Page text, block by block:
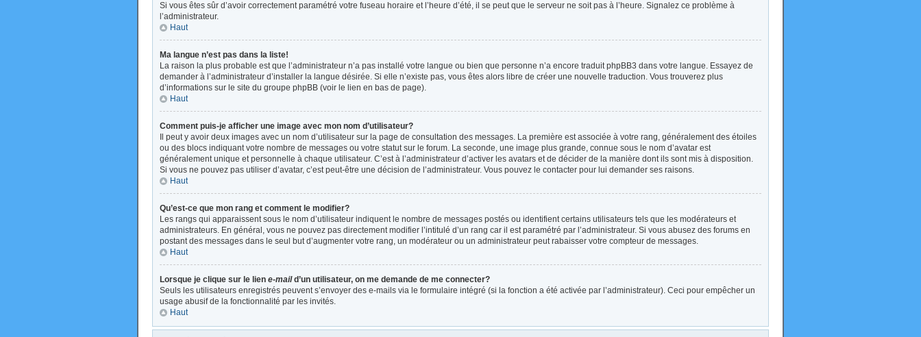
Si vous êtes sûr d’avoir correctement paramétré votre fuseau horaire et l’heure d’été, il se peut que le serveur ne soit pas à l’heure. Signalez ce problème à
l’administrateur.
Haut
Ma langue n’est pas dans la liste!
La raison la plus probable est que l’administrateur n’a pas installé votre langue ou bien que personne n’a encore traduit phpBB3 dans votre langue. Essayez de
demander à l’administrateur d’installer la langue désirée. Si elle n’existe pas, vous êtes alors libre de créer une nouvelle traduction. Vous trouverez plus
d’informations sur le site du groupe phpBB (voir le lien en bas de page).
Haut
Comment puis-je afficher une image avec mon nom d’utilisateur?
Il peut y avoir deux images avec un nom d’utilisateur sur la page de consultation des messages. La première est associée à votre rang, généralement des étoiles
ou des blocs indiquant votre nombre de messages ou votre statut sur le forum. La seconde, une image plus grande, connue sous le nom d’avatar est
généralement unique et personnelle à chaque utilisateur. C’est à l’administrateur d’activer les avatars et de décider de la manière dont ils sont mis à disposition.
Si vous ne pouvez pas utiliser d’avatar, c’est peut-être une décision de l’administrateur. Vous pouvez le contacter pour lui demander ses raisons.
Haut
Qu’est-ce que mon rang et comment le modifier?
Les rangs qui apparaissent sous le nom d’utilisateur indiquent le nombre de messages postés ou identifient certains utilisateurs tels que les modérateurs et
administrateurs. En général, vous ne pouvez pas directement modifier l’intitulé d’un rang car il est paramétré par l’administrateur. Si vous abusez des forums en
postant des messages dans le seul but d’augmenter votre rang, un modérateur ou un administrateur peut rabaisser votre compteur de messages.
Haut
Lorsque je clique sur le lien e-maild’un utilisateur, on me demande de me connecter?
Seuls les utilisateurs enregistrés peuvent s’envoyer des e-mails via le formulaire intégré (si la fonction a été activée par l’administrateur). Ceci pour empêcher un
usage abusif de la fonctionnalité par les invités.
Haut